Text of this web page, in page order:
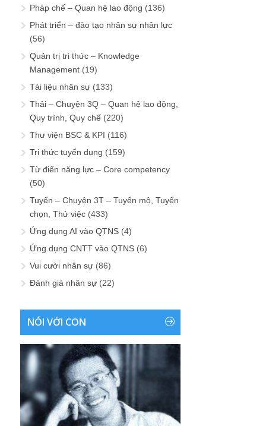
Pháp chế – Quan hệ lao động (136)
Phát triển – đào tạo nhân sự nhân lực
(56)
Quản trị tri thức – Knowledge
Management (19)
Tài liệu nhân sự (133)
Thải – Chuyện 3Q – Quan hệ lao động,
Quy trình, Quy chế (220)
Thư viện BSC & KPI (116)
Tri thức tuyển dụng (159)
Từ điển năng lực – Core competency
(50)
Tuyển – Chuyện 3T – Tuyển mộ, Tuyển
chọn, Thử việc (433)
Ứng dụng AI vào QTNS (4)
Ứng dụng CNTT vào QTNS (6)
Vui cười nhân sự (86)
Đánh giá nhân sự (22)
NÓI VỚI CON